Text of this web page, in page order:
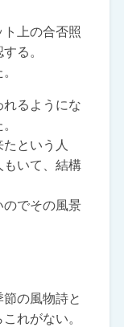
上の合否照
る。
るようにな
という人
いて、結構
でその風景
の風物詩と
れがない。